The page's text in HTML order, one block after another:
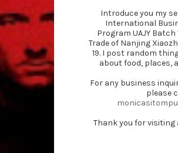
Introduce you my
International
Program UAJY
Trade of Nanjing
19. I post random
about food, places,
For any business
please
Thank you for visiting